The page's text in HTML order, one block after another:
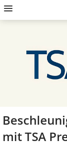
Zur
springen
Zur
springen
Zu
springen
Zum
springen
Zu
in
Zur
springen
Zu
springen
mit TSA